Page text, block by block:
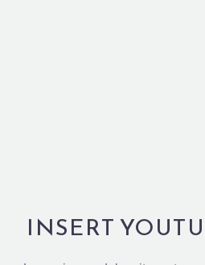
INSERT